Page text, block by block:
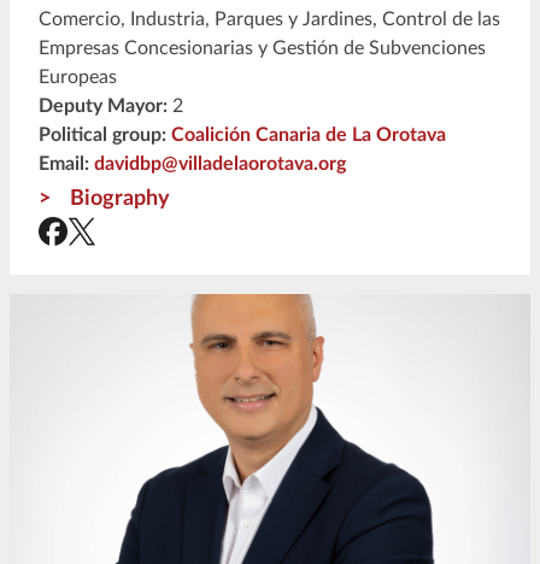
Comercio, Industria, Parques y Jardines, Control de las
Empresas Concesionarias y Gestión de Subvenciones
Europeas
Deputy Mayor: 2
Political group: Coalición Canaria de La Orotava
Email: davidbp@villadelaorotava.org
Biography